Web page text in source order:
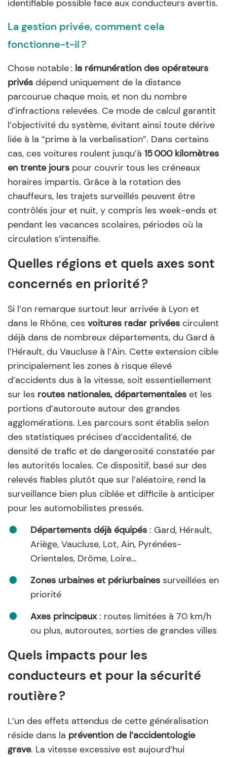
identifiable possible face aux conducteurs avertis.
La gestion privée, comment cela
fonctionne-t-il ?
Chose notable : la rémunération des opérateurs
privés dépend uniquement de la distance
parcourue chaque mois, et non du nombre
d’infractions relevées. Ce mode de calcul garantit
l’objectivité du système, évitant ainsi toute dérive
liée à la “prime à la verbalisation”. Dans certains
cas, ces voitures roulent jusqu’à 15 000 kilomètres
en trente jours pour couvrir tous les créneaux
horaires impartis. Grâce à la rotation des
chauffeurs, les trajets surveillés peuvent être
contrôlés jour et nuit, y compris les week-ends et
pendant les vacances scolaires, périodes où la
circulation s’intensifie.
Quelles régions et quels axes sont
concernés en priorité ?
Si l’on remarque surtout leur arrivée à Lyon et
dans le Rhône, ces voitures radar privées circulent
déjà dans de nombreux départements, du Gard à
l’Hérault, du Vaucluse à l’Ain. Cette extension cible
principalement les zones à risque élevé
d’accidents dus à la vitesse, soit essentiellement
sur les routes nationales, départementales et les
portions d’autoroute autour des grandes
agglomérations. Les parcours sont établis selon
des statistiques précises d’accidentalité, de
densité de trafic et de dangerosité constatée par
les autorités locales. Ce dispositif, basé sur des
relevés fiables plutôt que sur l’aléatoire, rend la
surveillance bien plus ciblée et difficile à anticiper
pour les automobilistes pressés.
Départements déjà équipés : Gard, Hérault,
Ariège, Vaucluse, Lot, Ain, Pyrénées-
Orientales, Drôme, Loire…
Zones urbaines et périurbaines surveillées en
priorité
Axes principaux: routes limitées à 70 km/h
ou plus, autoroutes, sorties de grandes villes
Quels impacts pour les
conducteurs et pour la sécurité
routière ?
L’un des effets attendus de cette généralisation
réside dans la prévention de l’accidentologie
grave. La vitesse excessive est aujourd’hui